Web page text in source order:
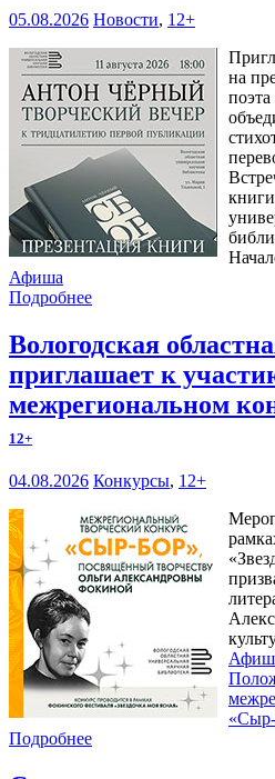
05.08.2026 Новости, 12+
на
Афиша
Подробнее
Вологодская
приглашает к
межрегиональном
12+
04.08.2026 Конкурсы, 12+
Подробнее